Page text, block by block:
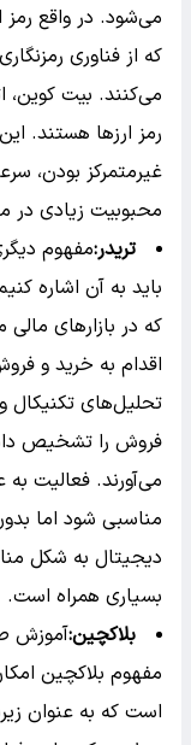
می‌شود. در واقع رمز
که از فناوری
می‌کنند. بیت کوین،
رمز ارزها هستند.
غیرمتمرکز بودن،
محبوبیت زیادی در
تریدر:مفهوم
باید به آن اشاره
که در بازارهای مالی
اقدام به خرید و
تحلیل‌های تکنیکال
فروش را تشخیص
می‌آورند. فعالیت
مناسبی شود اما
دیجیتال به شکل
بسیاری همراه است.
بلاکچین:آموزش
مفهوم بلاکچین
است که به عنوان